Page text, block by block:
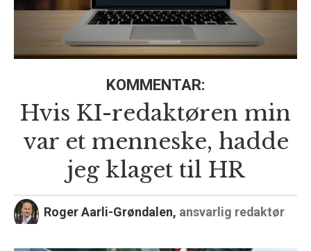
KOMMENTAR:
Hvis KI-redaktøren min
var et menneske, hadde
jeg klaget til HR
Roger Aarli-Grøndalen, ansvarlig redaktør